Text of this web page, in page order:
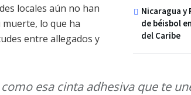
Nicaragua y
de béisbol
del Caribe
locales aún no han
lo que ha
entre allegados y
esa cinta adhesiva que te